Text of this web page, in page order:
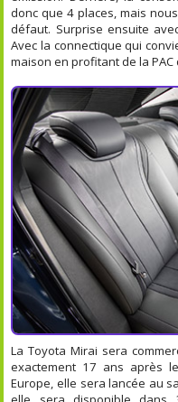
donc que 4 places, mais
défaut. Surprise ensuite
Avec la connectique qui
maison en profitant de la PAC
La Toyota Mirai sera
exactement 17 ans après
Europe, elle sera lancée au